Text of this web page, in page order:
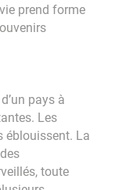
prend forme
pays à
Les
éblouissent. La
toute